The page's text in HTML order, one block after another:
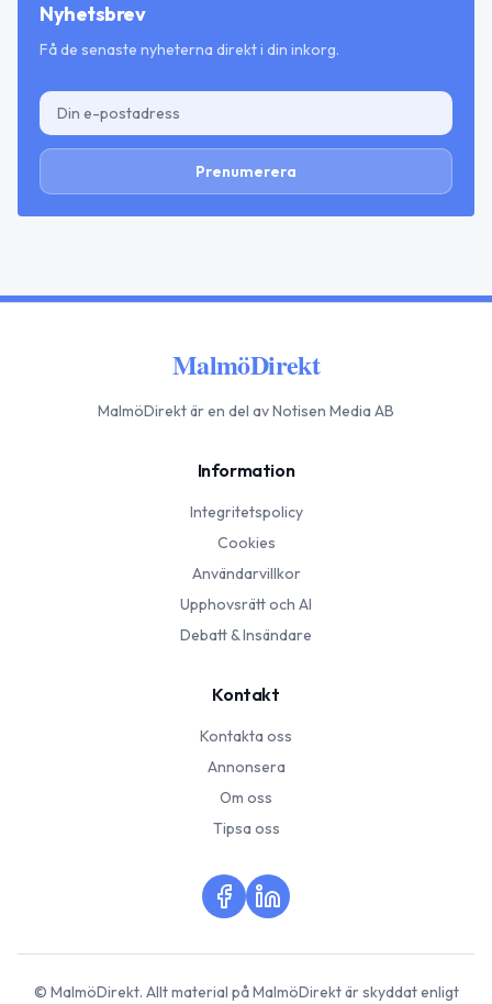
Nyhetsbrev
Få de senaste nyheterna direkt i din inkorg.
Prenumerera
MalmöDirekt
MalmöDirektär en del av Notisen Media AB
Information
Integritetspolicy
Cookies
Användarvillkor
Upphovsrätt och AI
Debatt & Insändare
Kontakt
Kontakta oss
Annonsera
Om oss
Tipsa oss
© MalmöDirekt. Allt material påMalmöDirektär skyddat enligt